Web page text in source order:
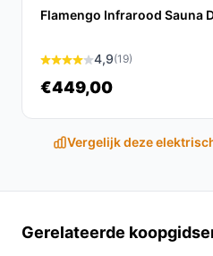
Conclusie
De ForYou Elektrische deken
voor iedereen die
uitstekende waarde.Ontdek
bewust wat perfect past bij
Flamengo Infrarood Sauna
4,9(19)
€449,00
Vergelijk deze
Gerelateerde